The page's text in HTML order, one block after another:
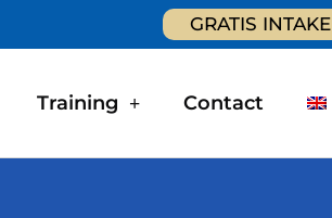
GRATIS INTAKE
Training Contact